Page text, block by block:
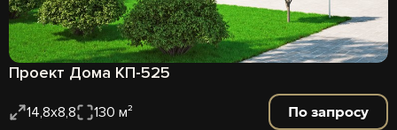
Проект Дома КП-525
14,8х8,8 130 м² По запросу